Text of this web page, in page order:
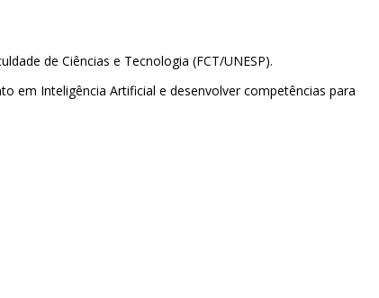
de Ciências e Tecnologia (FCT/UNESP).
em Inteligência Artificial e desenvolver competências para